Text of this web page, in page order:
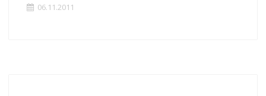
06.11.2011